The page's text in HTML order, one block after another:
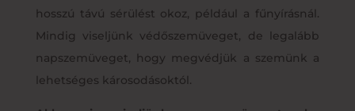
hosszú távú sérülést okoz, például a fűnyírásnál.
Mindig viseljünk védőszemüveget, de legalább
napszemüveget, hogy megvédjük a szemünk a
lehetséges károsodásoktól.